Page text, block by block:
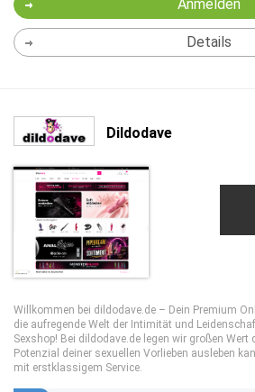
Anmelden
Details
Dildodave
Willkommen bei dildodave.de – Dein Premium
die aufregende Welt der Intimität und
Sexshop! Bei dildodave.de legen wir großen
Potenzial deiner sexuellen Vorlieben ausleben
mit erstklassigem Service.